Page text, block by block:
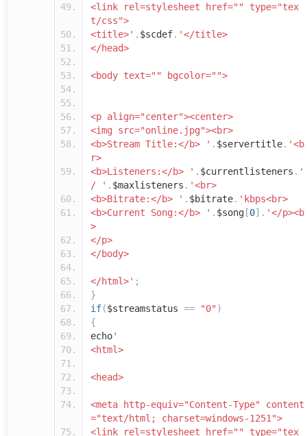
<link rel=stylesheet href="" type="tex
t/css">
<title>' . $scdef. '</title>
</head>
<body text="" bgcolor="">
<p align="center"><center>
<img src="online.jpg"><br>
<b>Stream Title:</b> ' . $servertitle. '<b
r>
<b>Listeners:</b> ' . $currentlisteners . '
/ ' . $maxlisteners . '<br>
<b>Bitrate:</b> ' . $bitrate. 'kbps<br>
<b>Current Song:</b> ' . $song [0]. '</p><b
>
</p>
</body>
</html>' ;
}
if($streamstatus == "0" )
{
echo'
<html>
<head>
<meta http-equiv="Content-Type" content
="text/html; charset=windows-1251">
<link rel=stylesheet href="" type="tex